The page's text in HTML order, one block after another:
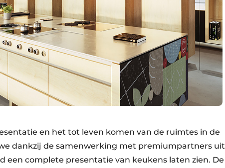
en het tot leven komen van de ruimtes in de
dankzij de samenwerking met premiumpartners uit
een complete presentatie van keukens laten zien. De